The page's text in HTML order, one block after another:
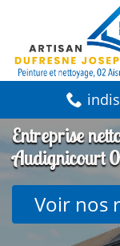
Entreprise
Audignicourt
Voir nos